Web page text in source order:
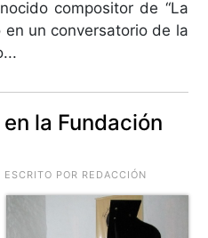
compositor de “La
en un conversatorio de la
la Fundación
POR REDACCIÓN